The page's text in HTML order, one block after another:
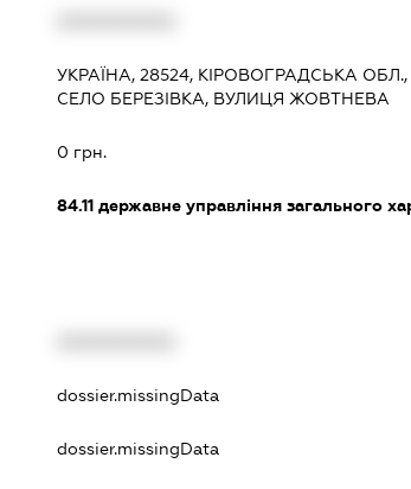
УКРАЇНА, 28524, КІРОВОГРАДСЬКА
СЕЛО БЕРЕЗІВКА, ВУЛИЦЯ ЖОВТНЕВА
0 грн.
84.11державне управління загального
dossier.missingData
dossier.missingData